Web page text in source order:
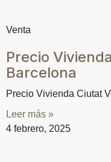
Venta
Precio
Barcelona
Precio Vivienda Ciutat
Leer más »
4 febrero, 2025